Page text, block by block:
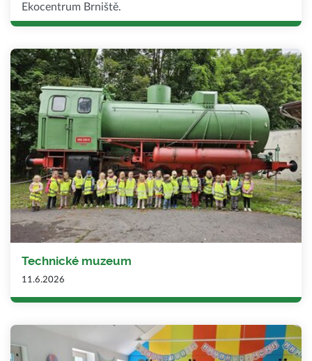
Ekocentrum Brniště.
Technické muzeum
11.6.2026